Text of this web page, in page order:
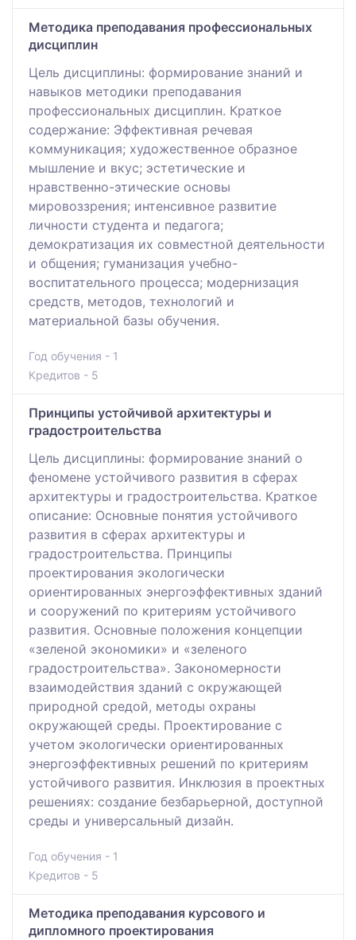
Методика преподавания профессиональных
дисциплин
Цель дисциплины: формирование знаний и
навыков методики преподавания
профессиональных дисциплин. Краткое
содержание: Эффективная речевая
коммуникация; художественное образное
мышление и вкус; эстетические и
нравственно-этические основы
мировоззрения; интенсивное развитие
личности студента и педагога;
демократизация их совместной деятельности
и общения; гуманизация учебно-
воспитательного процесса; модернизация
средств, методов, технологий и
материальной базы обучения.
Год обучения - 1
Кредитов - 5
Принципы устойчивой архитектуры и
градостроительства
Цель дисциплины: формирование знаний о
феномене устойчивого развития в сферах
архитектуры и градостроительства. Краткое
описание: Основные понятия устойчивого
развития в сферах архитектуры и
градостроительства. Принципы
проектирования экологически
ориентированных энергоэффективных зданий
и сооружений по критериям устойчивого
развития. Основные положения концепции
«зеленой экономики» и «зеленого
градостроительства». Закономерности
взаимодействия зданий с окружающей
природной средой, методы охраны
окружающей среды. Проектирование с
учетом экологически ориентированных
энергоэффективных решений по критериям
устойчивого развития. Инклюзия в проектных
решениях: создание безбарьерной, доступной
среды и универсальный дизайн.
Год обучения - 1
Кредитов - 5
Методика преподавания курсового и
дипломного проектирования